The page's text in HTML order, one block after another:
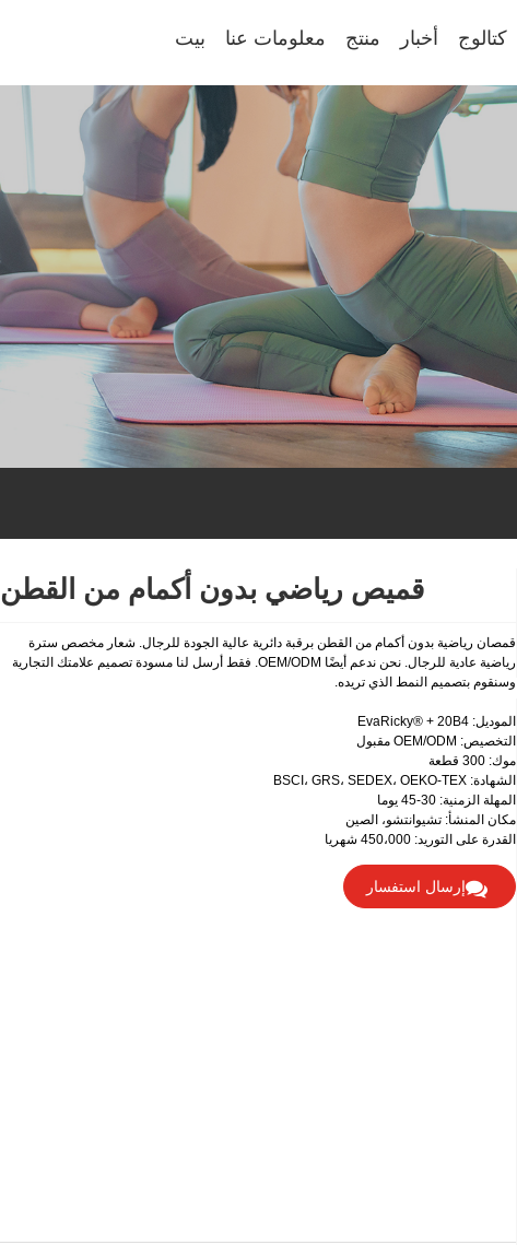
بيت معلومات عنا منتج أخبار كتالوج
قميص رياضي بدون أكمام من القطن
قمصان رياضية بدون أكمام من القطن برقبة دائرية عالية الجودة للرجال. شعار مخصص سترة
رياضية عادية للرجال. نحن ندعم أيضًا OEM/ODM. فقط أرسل لنا مسودة تصميم علامتك التجارية
وسنقوم بتصميم النمط الذي تريده.
الموديل: EvaRicky® + 20B4
التخصيص: OEM/ODM مقبول
موك: 300 قطعة
الشهادة: BSCI، GRS، SEDEX، OEKO-TEX
المهلة الزمنية: 30-45 يوما
مكان المنشأ: تشيوانتشو، الصين
القدرة على التوريد: 450،000 شهريا
إرسال استفسار